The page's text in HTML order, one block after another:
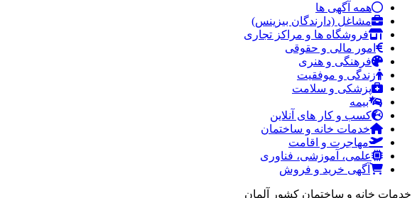
همه آگهی ها
مشاغل (دارندگان بیزینس)
فروشگاه ها و مراکز تجاری
امور مالی و حقوقی
فرهنگی و هنری
زندگی و موفقیت
پزشکی و سلامت
بیمه
کسب و کار های آنلاین
خدمات خانه و ساختمان
مهاجرت و اقامت
علمی، آموزشی، فناوری
آگهی خرید و فروش
خدمات خانه و ساختمان کشور
آلمان